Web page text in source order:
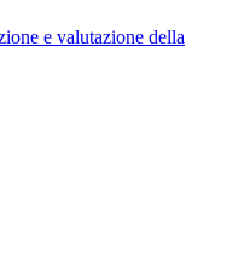
e valutazione della